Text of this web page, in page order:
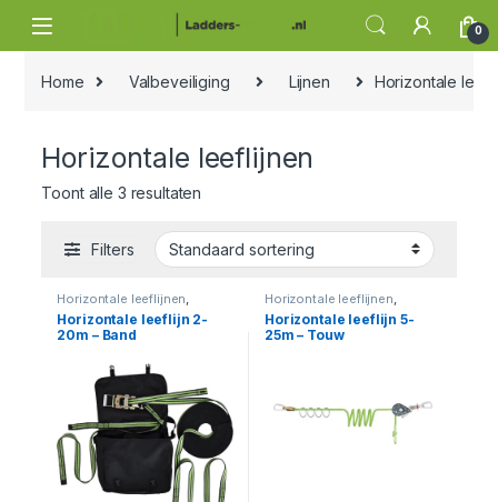
0
Home Valbeveiliging Lijnen Horizontale
Horizontale leeflijnen
Toont alle 3 resultaten
Filters
Horizontale leeflijnen,
Valbeveiliging
Horizontale leeflijn 2-
20m – Band
Horizontale leeflijnen,
Valbeveiliging
Horizontale leeflijn 5-
25m – Touw